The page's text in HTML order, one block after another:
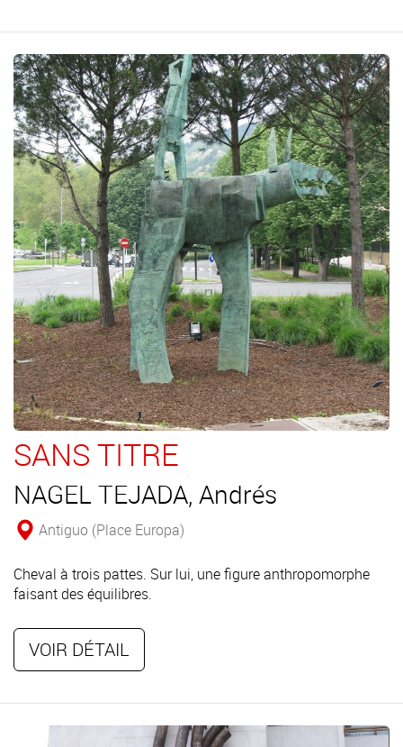
SANS TITRE
NAGEL TEJADA, Andrés
Antiguo (Place Europa)
Cheval à trois pattes. Sur lui, une figure anthropomorphe
faisant des équilibres.
VOIR DÉTAIL